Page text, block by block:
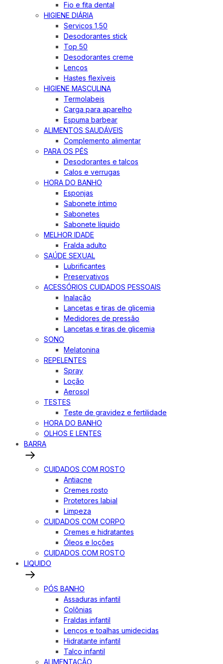
Fio e fita dental
HIGIENE DIÁRIA
Servicos 1,50
Desodorantes stick
Top 50
Desodorantes creme
Lenços
Hastes flexíveis
HIGIENE MASCULINA
Termolabeis
Carga para aparelho
Espuma barbear
ALIMENTOS SAUDÁVEIS
Complemento alimentar
PARA OS PÉS
Desodorantes e talcos
Calos e verrugas
HORA DO BANHO
Esponjas
Sabonete íntimo
Sabonetes
Sabonete líquido
MELHOR IDADE
Fralda adulto
SAÚDE SEXUAL
Lubrificantes
Preservativos
ACESSÓRIOS CUIDADOS PESSOAIS
Inalação
Lancetas e tiras de glicemia
Medidores de pressão
Lancetas e tiras de glicemia
SONO
Melatonina
REPELENTES
Spray
Loção
Aerosol
TESTES
Teste de gravidez e fertilidade
HORA DO BANHO
OLHOS E LENTES
BARRA
CUIDADOS COM ROSTO
Antiacne
Cremes rosto
Protetores labial
Limpeza
CUIDADOS COM CORPO
Cremes e hidratantes
Óleos e loções
CUIDADOS COM ROSTO
LIQUIDO
PÓS BANHO
Assaduras infantil
Colônias
Fraldas infantil
Lenços e toalhas umidecidas
Hidratante infantil
Talco infantil
ALIMENTAÇÃO